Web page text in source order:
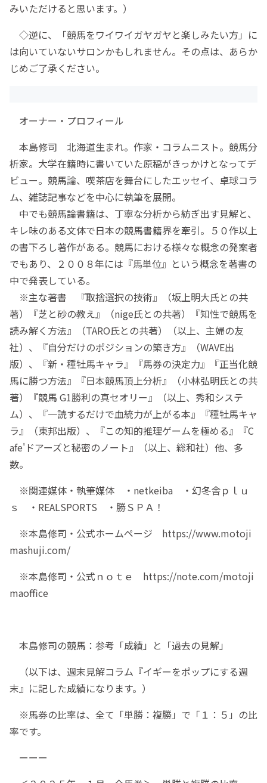
みいただけると思います。）
◇逆に、「競馬をワイワイガヤガヤと楽しみたい方」に
は向いていないサロンかもしれません。その点は、あらか
じめご了承ください。
オーナー・プロフィール
本島修司 北海道生まれ。作家・コラムニスト。競馬分
析家。大学在籍時に書いていた原稿がきっかけとなってデ
ビュー。競馬論、喫茶店を舞台にしたエッセイ、卓球コラ
ム、雑誌記事などを中心に執筆を展開。
中でも競馬論書籍は、丁寧な分析から紡ぎ出す見解と、
キレ味のある文体で日本の競馬書籍界を牽引。５０作以上
の書下ろし著作がある。競馬における様々な概念の発案者
でもあり、２００８年には『馬単位』という概念を著書の
中で発表している。
※主な著書 『取捨選択の技術』（坂上明大氏との共
著）『芝と砂の教え』（nige氏との共著）『知性で競馬を
読み解く方法』（TARO氏との共著）（以上、主婦の友
社）、『自分だけのポジションの築き方』（WAVE出
版）、『新・種牡馬キャラ』『馬券の決定力』『正当化競
馬に勝つ方法』『日本競馬頂上分析』（小林弘明氏との共
著）『競馬 G1勝利の真セオリー』（以上、秀和システ
ム）、『一読するだけで血統力が上がる本』『種牡馬キャ
ラ』（東邦出版）、『この知的推理ゲームを極める』『C
afe'ドアーズと秘密のノート』（以上、総和社）他、多
数。
※関連媒体・執筆媒体 ・netkeiba ・幻冬舎ｐｌｕ
ｓ ・REALSPORTS ・勝ＳＰＡ！
※本島修司・公式ホームページ https://www.motoji
mashuji.com/
※本島修司・公式ｎｏｔｅ https://note.com/motoji
maoffice
本島修司の競馬：参考「成績」と「過去の見解」
（以下は、週末見解コラム『イギーをポップにする週
末』に記した成績になります。）
※馬券の比率は、全て「単勝：複勝」で「１：５」の比
率です。
ーーー